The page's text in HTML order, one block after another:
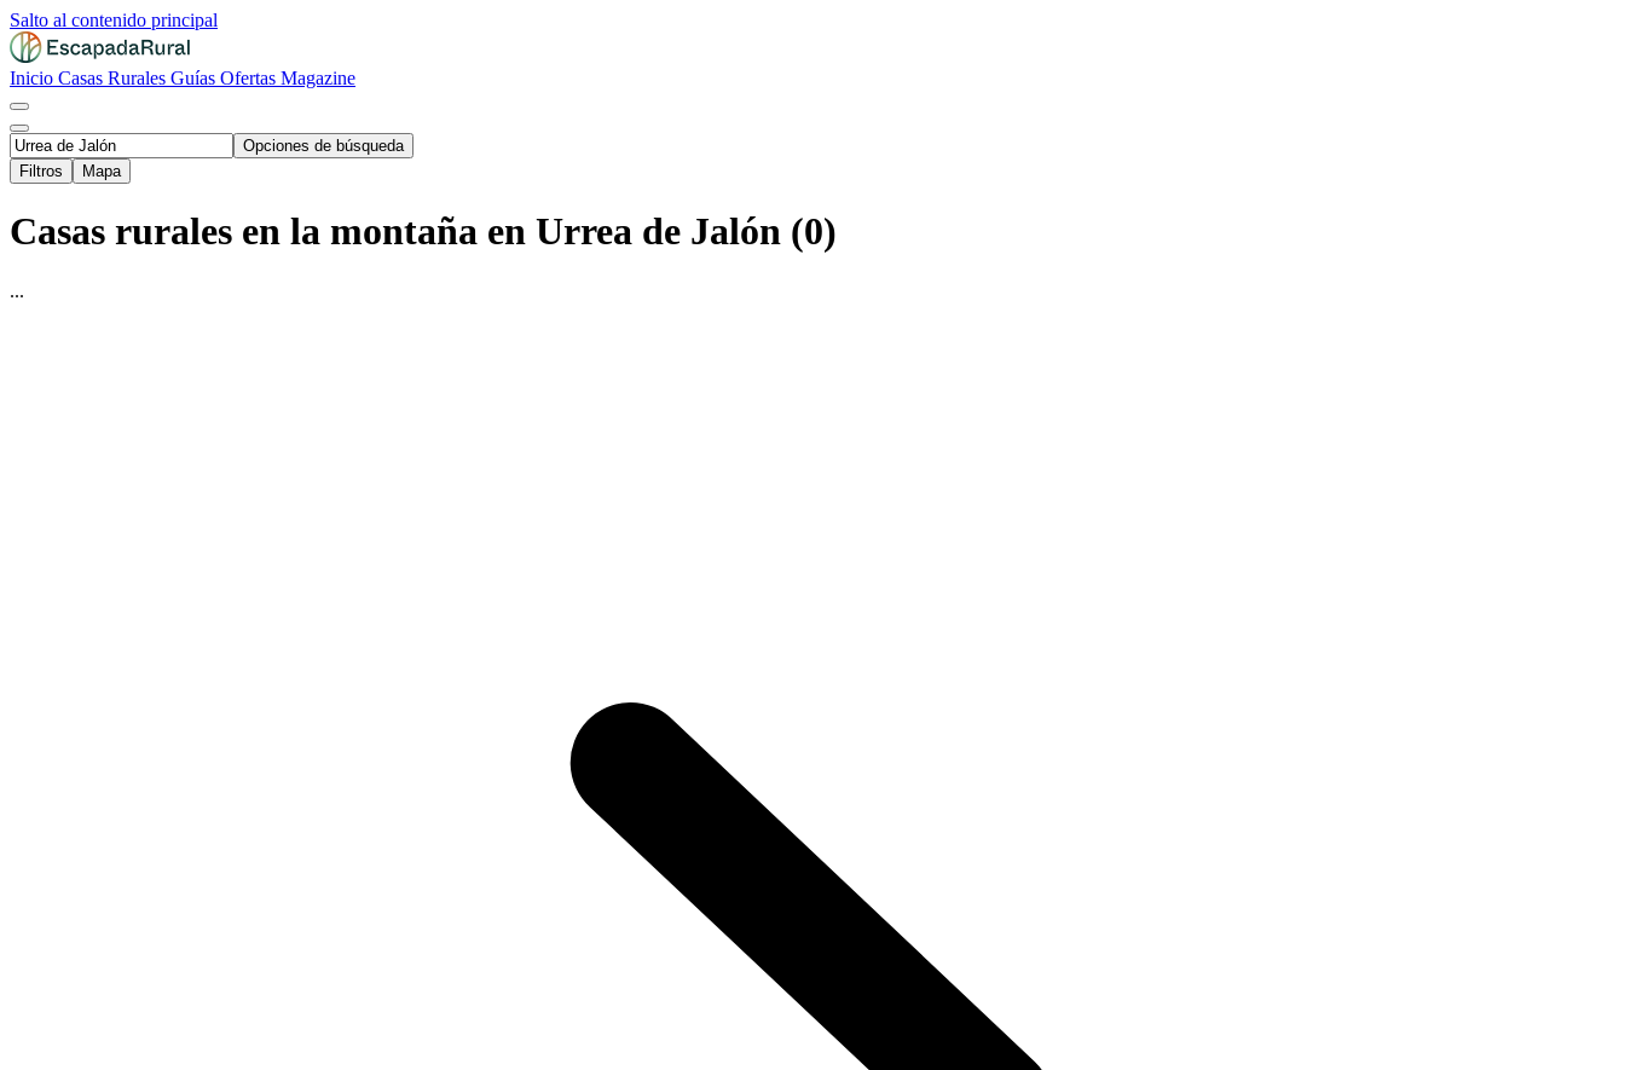
Salto al contenido principal
Inicio Casas Rurales Guías Ofertas Magazine
Opciones de búsqueda
Filtros
Mapa
Casas rurales en la montaña en Urrea de Jalón (0)
...